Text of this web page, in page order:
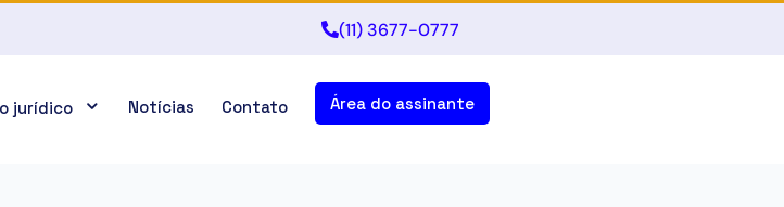
(11) 3677-0777
jurídico Notícias Contato Área do assinante